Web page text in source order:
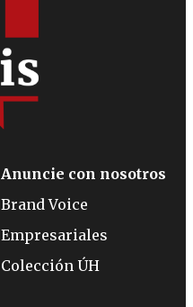
Anuncie con nosotros
Brand Voice
Empresariales
Colección ÚH